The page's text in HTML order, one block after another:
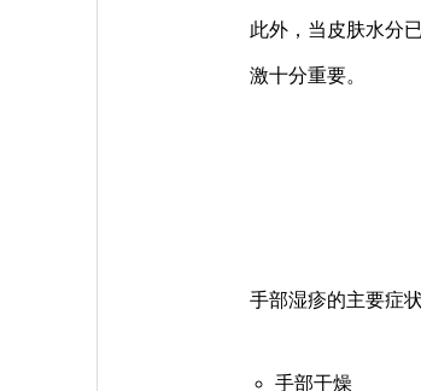
此外，当皮肤水分
激十分重要。
手部湿疹的主要症
手部干燥